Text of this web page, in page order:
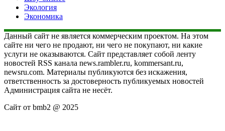
Экология
Экономика
Данный сайт не является коммерческим проектом. На этом
сайте ни чего не продают, ни чего не покупают, ни какие
услуги не оказываются. Сайт представляет собой ленту
новостей RSS канала news.rambler.ru, kommersant.ru,
newsru.com. Материалы публикуются без искажения,
ответственность за достоверность публикуемых новостей
Администрация сайта не несёт.
Сайт от bmb2 @ 2025